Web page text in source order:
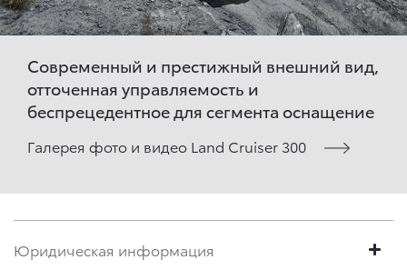
Современный и престижный внешний вид,
отточенная управляемость и
беспрецедентное для сегмента оснащение
Галерея фото и видео Land Cruiser 300
Юридическая информация